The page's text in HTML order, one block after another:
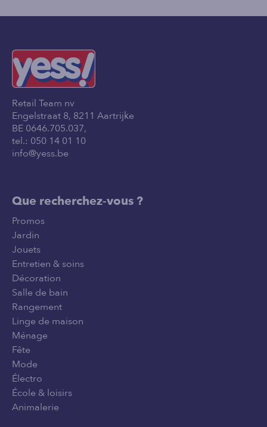
Retail Team nv
Engelstraat 8, 8211 Aartrijke
BE 0646.705.037,
tel.: 050 14 01 10
info@yess.be
Que recherchez-vous ?
Promos
Jardin
Jouets
Entretien & soins
Décoration
Salle de bain
Rangement
Linge de maison
Ménage
Fête
Mode
Électro
École & loisirs
Animalerie